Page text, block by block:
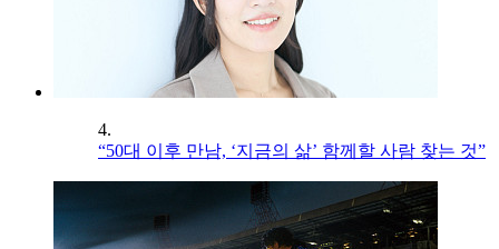
4.
“50대 이후 만남, ‘지금의 삶’ 함께할 사람 찾는 것”